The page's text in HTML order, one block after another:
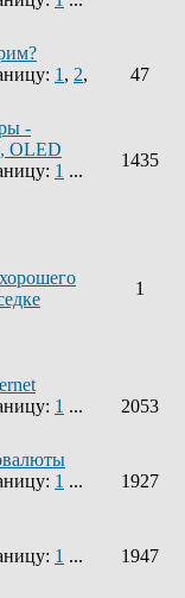
1 , 2,
47
-
OLED
1 ...
1435
1
1 ...
2053
1 ...
1927
1 ...
1947